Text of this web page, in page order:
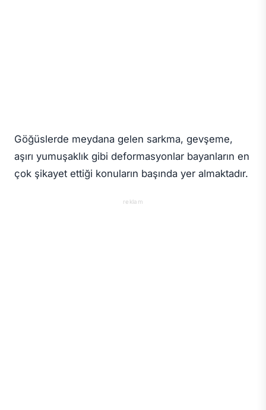
Göğüslerde meydana gelen sarkma, gevşeme,
aşırı yumuşaklık gibi deformasyonlar bayanların en
çok şikayet ettiği konuların başında yer almaktadır.
reklam